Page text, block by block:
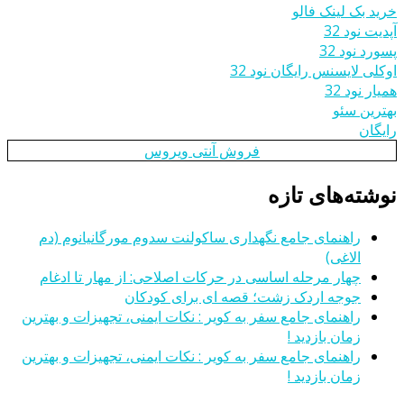
خرید بک لینک فالو
آپدیت نود 32
پسورد نود 32
اوکلی لایسنس رایگان نود 32
همیار نود 32
بهترین سئو
رایگان
فروش آنتی ویروس
نوشته‌های تازه
راهنمای جامع نگهداری ساکولنت سدوم مورگانیانوم (دم
الاغی)
چهار مرحله اساسی در حرکات اصلاحی: از مهار تا ادغام
جوجه اردک زشت؛ قصه ای برای کودکان
راهنمای جامع سفر به کویر : نکات ایمنی، تجهیزات و بهترین
زمان بازدید !
راهنمای جامع سفر به کویر : نکات ایمنی، تجهیزات و بهترین
زمان بازدید !